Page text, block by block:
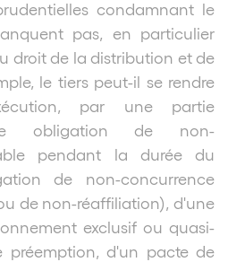
condamnant le
pas, en particulier
droit de la distribution et de
le tiers peut-il se rendre
par une partie
obligation de non-
pendant la durée du
de non-concurrence
de non-réaffiliation), d'une
exclusif ou quasi-
préemption, d'un pacte de